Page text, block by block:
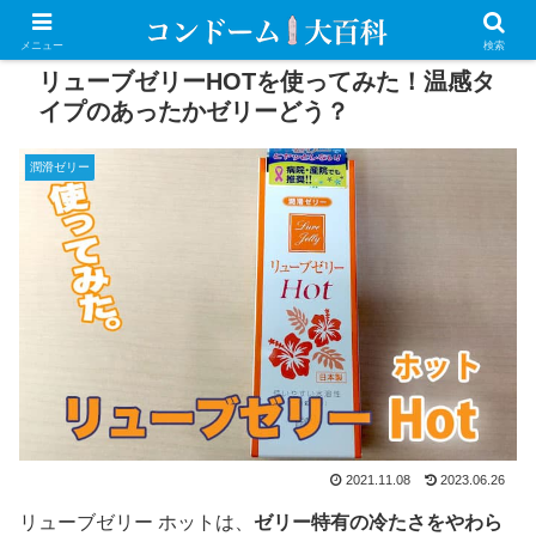
PR
リューブゼリーHOTを使ってみた！温感タ
イプのあったかゼリーどう？
潤滑ゼリー
2021.11.08 2023.06.26
リューブゼリー ホットは、 ゼリー特有の冷たさをやわら
メニュー 検索